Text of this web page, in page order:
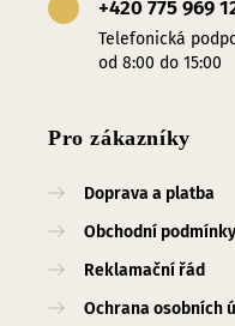
+420 775 969
Telefonická
od 8:00 do 15:00
Pro zákazníky
Doprava a platba
Obchodní podmínky
Reklamační řád
Ochrana osobních